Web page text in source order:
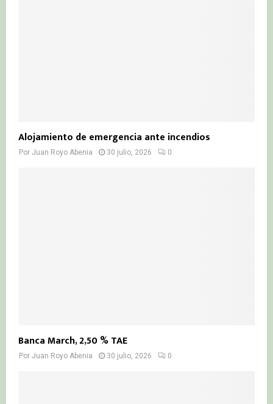
Alojamiento de emergencia ante incendios
Por Juan Royo Abenia 30 julio, 2026 0
Banca March, 2,50 % TAE
Por Juan Royo Abenia 30 julio, 2026 0